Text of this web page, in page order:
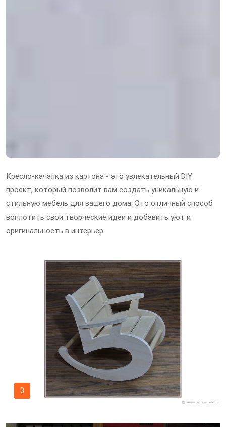
Кресло-качалка из картона - это увлекательный DIY
проект, который позволит вам создать уникальную и
стильную мебель для вашего дома. Это отличный способ
воплотить свои творческие идеи и добавить уют и
оригинальность в интерьер.
3